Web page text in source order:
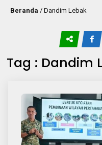
Beranda / Dandim Lebak
Tag : Dandim